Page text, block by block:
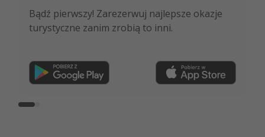
Bądź pierwszy! Zarezerwuj najlepsze okazje
turystyczne zanim zrobią to inni.
NAJLEPSZE oferty podróżnicze, porady
ekspertów i wiele więcej!